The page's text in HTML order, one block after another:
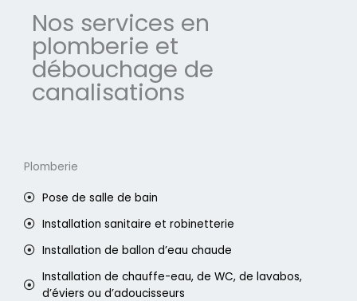
Nos services en
plomberie et
débouchage de
canalisations
Plomberie
Pose de salle de bain
Installation sanitaire et robinetterie
Installation de ballon d’eau chaude
Installation de chauffe-eau, de WC, de lavabos,
d’éviers ou d’adoucisseurs